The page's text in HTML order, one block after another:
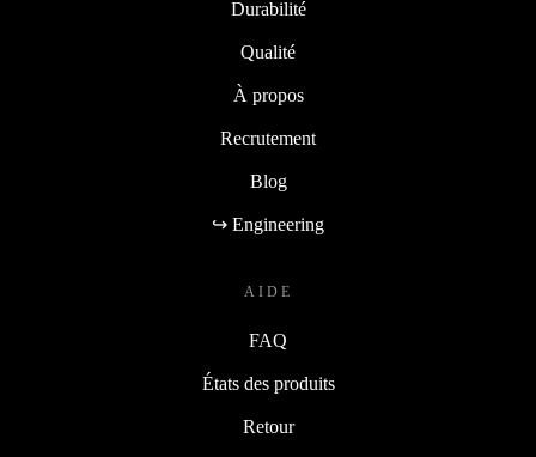
Durabilité
Qualité
À propos
Recrutement
Blog
↪ Engineering
AIDE
FAQ
États des produits
Retour